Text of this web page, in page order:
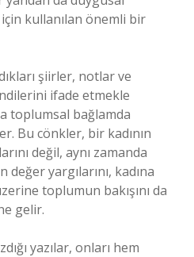
için kullanılan önemli bir
şiirler, notlar ve
ifade etmekle
toplumsal bağlamda
Bu cönkler, bir kadının
değil, aynı zamanda
değer yargılarını, kadına
toplumun bakışını da
gelir.
yazılar, onları hem